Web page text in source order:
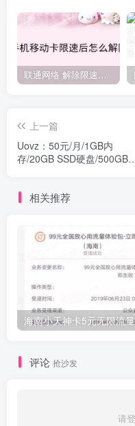
联通网络 解除限速方法参考！畅享、畅玩、老白干等及其它地区自测了
上一篇
Uovz：50元/月/1GB内
存/20GB SSD硬盘/500GB
相关推荐
评论 抢沙发
请